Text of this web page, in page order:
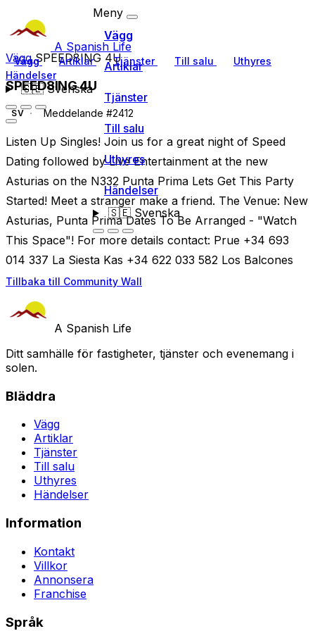
A Spanish Life
Vägg Artiklar Tjänster Till salu
Uthyres
Händelser
🇸🇪Svenska
Meny
Vägg
Artiklar
Tjänster
Till salu
Uthyres
Händelser
🇸🇪Svenska
VäggSPEED8ING 4U
SPEED8ING 4U
SV Meddelande #2412
Listen Up Singles! Join us for a great night of Speed
Dating followed by Live Entertainment at the new
Asturias on the N332 Punta Prima Lets Get This Party
Started! Meet a stranger make a friend. The Venue: New
Asturias, Punta Prima Dates To Be Arranged - "Watch
This Space"! For more details contact: Prue +34 693
014 337 La Siesta Kas +34 622 033 582 Los Balcones
Tillbaka till Community Wall
A Spanish Life
Ditt samhälle för fastigheter, tjänster och evenemang i
solen.
Bläddra
Vägg
Artiklar
Tjänster
Till salu
Uthyres
Händelser
Information
Kontakt
Villkor
Annonsera
Franchise
Språk